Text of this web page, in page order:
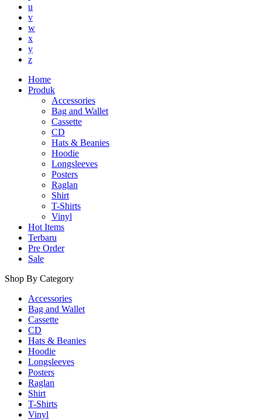
u
v
w
x
y
z
Home
Produk
Accessories
Bag and Wallet
Cassette
CD
Hats & Beanies
Hoodie
Longsleeves
Posters
Raglan
Shirt
T-Shirts
Vinyl
Hot Items
Terbaru
Pre Order
Sale
Shop By Category
Accessories
Bag and Wallet
Cassette
CD
Hats & Beanies
Hoodie
Longsleeves
Posters
Raglan
Shirt
T-Shirts
Vinyl